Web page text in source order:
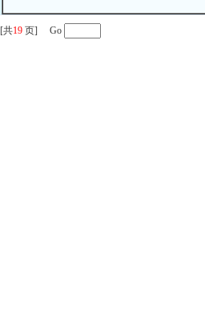
[共19 页] Go